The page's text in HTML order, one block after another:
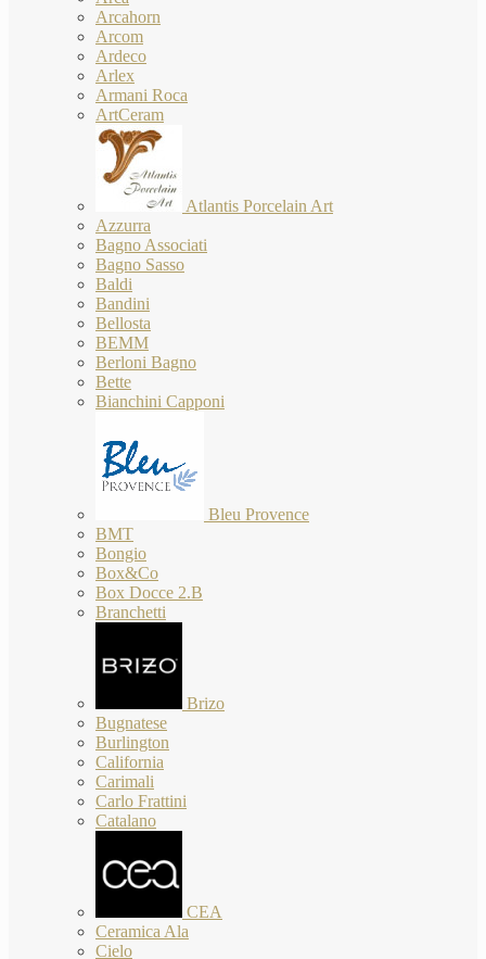
Arcahorn
Arcom
Ardeco
Arlex
Armani Roca
ArtCeram
Atlantis Porcelain Art
Azzurra
Bagno Associati
Bagno Sasso
Baldi
Bandini
Bellosta
BEMM
Berloni Bagno
Bette
Bianchini Capponi
Bleu Provence
BMT
Bongio
Box&Co
Box Docce 2.B
Branchetti
Brizo
Bugnatese
Burlington
California
Carimali
Carlo Frattini
Catalano
CEA
Ceramica Ala
Cielo